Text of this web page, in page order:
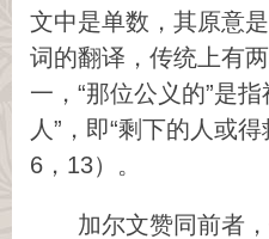
文中是单数，其原意
词的翻译，传统上有
一，“那位公义的”是
人”，即“剩下的人或
6，13）。
加尔文赞同前者